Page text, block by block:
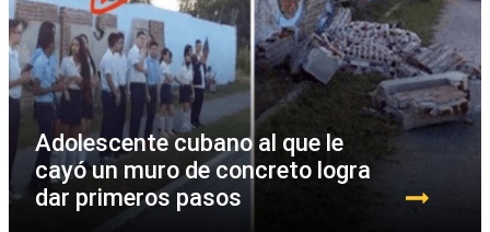
Adolescente cubano al que le
cayó un muro de concreto logra
dar primeros pasos